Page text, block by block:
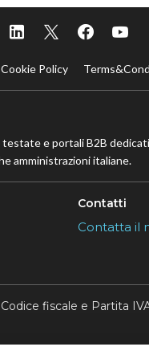
Policy
e portali B2B
amministrazioni italiane.
Contatti
Contatta il
fiscale e Partita